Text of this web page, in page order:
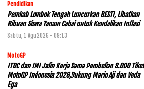
Pendidikan
Pemkab Lombok Tengah Luncurkan BESTI, Libatkan
Ribuan Siswa Tanam Cabai untuk Kendalikan Inflasi
Sabtu, 1 Agu 2026 - 09:13
MotoGP
ITDC dan IMI Jalin Kerja Sama Pembelian 8.000 Tiket
MotoGP Indonesia 2026,Dukung Mario Aji dan Veda
Ega